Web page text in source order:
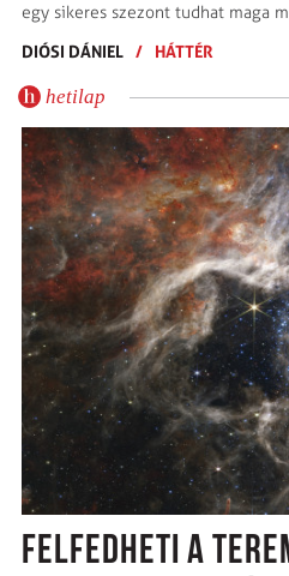
egy sikeres szezont tudhat maga
DIÓSI DÁNIEL / HÁTTÉR
hetilap
FELFEDHETI A